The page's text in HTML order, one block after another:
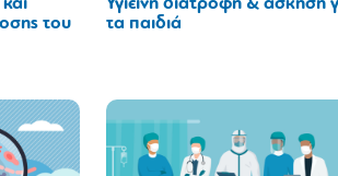
του
Υγιεινή διατροφή & άσκηση
τα παιδιά